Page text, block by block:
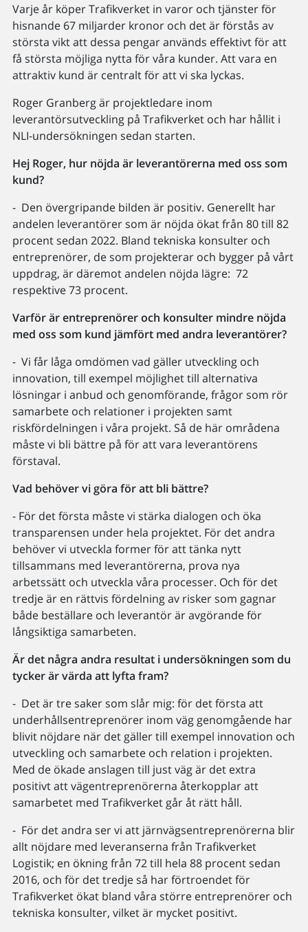
Varje år köper Trafikverket in varor och tjänster för
hisnande 67 miljarder kronor och det är förstås av
största vikt att dessa pengar används effektivt för att
få största möjliga nytta för våra kunder. Att vara en
attraktiv kund är centralt för att vi ska lyckas.
Roger Granberg är projektledare inom
leverantörsutveckling på Trafikverket och har hållit i
NLI-undersökningen sedan starten.
Hej Roger, hur nöjda är leverantörerna med oss som
kund?
- Den övergripande bilden är positiv. Generellt har
andelen leverantörer som är nöjda ökat från 80 till 82
procent sedan 2022. Bland tekniska konsulter och
entreprenörer, de som projekterar och bygger på vårt
uppdrag, är däremot andelen nöjda lägre: 72
respektive 73 procent.
Varför är entreprenörer och konsulter mindre nöjda
med oss som kund jämfört med andra leverantörer?
- Vi får låga omdömen vad gäller utveckling och
innovation, till exempel möjlighet till alternativa
lösningar i anbud och genomförande, frågor som rör
samarbete och relationer i projekten samt
riskfördelningen i våra projekt. Så de här områdena
måste vi bli bättre på för att vara leverantörens
förstaval.
Vad behöver vi göra för att bli bättre?
- För det första måste vi stärka dialogen och öka
transparensen under hela projektet. För det andra
behöver vi utveckla former för att tänka nytt
tillsammans med leverantörerna, prova nya
arbetssätt och utveckla våra processer. Och för det
tredje är en rättvis fördelning av risker som gagnar
både beställare och leverantör är avgörande för
långsiktiga samarbeten.
Är det några andra resultat i undersökningen som du
tycker är värda att lyfta fram?
- Det är tre saker som slår mig: för det första att
underhållsentreprenörer inom väg genomgående har
blivit nöjdare när det gäller till exempel innovation och
utveckling och samarbete och relation i projekten.
Med de ökade anslagen till just väg är det extra
positivt att vägentreprenörerna återkopplar att
samarbetet med Trafikverket går åt rätt håll.
- För det andra ser vi att järnvägsentreprenörerna blir
allt nöjdare med leveranserna från Trafikverket
Logistik; en ökning från 72 till hela 88 procent sedan
2016, och för det tredje så har förtroendet för
Trafikverket ökat bland våra större entreprenörer och
tekniska konsulter, vilket är mycket positivt.